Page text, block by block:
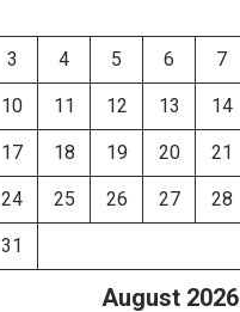
August 2026
3 4 5 6 7
10 11 12 13 14
17 18 19 20 21
24 25 26 27 28
31